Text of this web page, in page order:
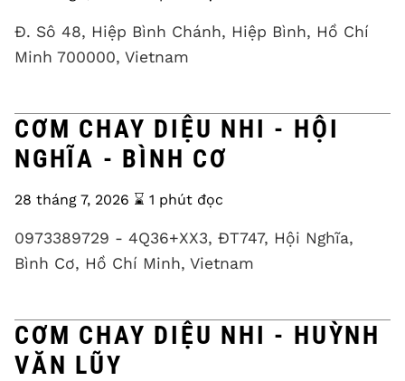
Đ. Sô 48, Hiệp Bình Chánh, Hiệp Bình, Hồ Chí
Minh 700000, Vietnam
CƠM CHAY DIỆU NHI - HỘI
NGHĨA - BÌNH CƠ
28 tháng 7, 2026 ⌛️ 1 phút đọc
0973389729 - 4Q36+XX3, ĐT747, Hội Nghĩa,
Bình Cơ, Hồ Chí Minh, Vietnam
CƠM CHAY DIỆU NHI - HUỲNH
VĂN LŨY